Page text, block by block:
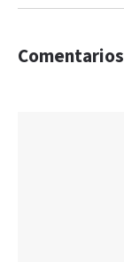
Comentarios